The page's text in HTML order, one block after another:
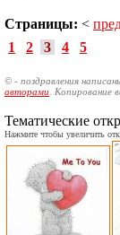
Страницы: <
1
2 3 4 5
© - поздравления
авторами . Копирование
Тематические
Нажмите чтобы увеличить